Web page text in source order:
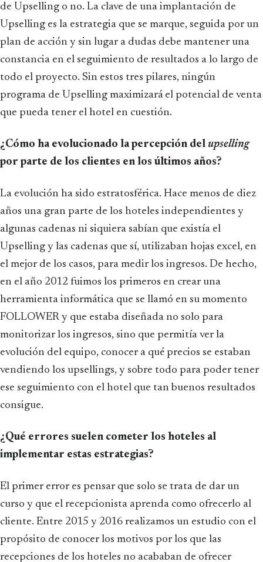
de Upselling o no. La clave de una implantación de
Upselling es la estrategia que se marque, seguida por un
plan de acción y sin lugar a dudas debe mantener una
constancia en el seguimiento de resultados a lo largo de
todo el proyecto. Sin estos tres pilares, ningún
programa de Upselling maximizará el potencial de venta
que pueda tener el hotel en cuestión.
¿Cómo ha evolucionado la percepción del upselling
por parte de los clientes en los últimos años?
La evolución ha sido estratosférica. Hace menos de diez
años una gran parte de los hoteles independientes y
algunas cadenas ni siquiera sabían que existía el
Upselling y las cadenas que sí, utilizaban hojas excel, en
el mejor de los casos, para medir los ingresos. De hecho,
en el año 2012 fuimos los primeros en crear una
herramienta informática que se llamó en su momento
FOLLOWER y que estaba diseñada no solo para
monitorizar los ingresos, sino que permitía ver la
evolución del equipo, conocer a qué precios se estaban
vendiendo los upsellings, y sobre todo para poder tener
ese seguimiento con el hotel que tan buenos resultados
consigue.
¿Qué errores suelen cometer los hoteles al
implementar estas estrategias?
El primer error es pensar que solo se trata de dar un
curso y que el recepcionista aprenda como ofrecerlo al
cliente. Entre 2015 y 2016 realizamos un estudio con el
propósito de conocer los motivos por los que las
recepciones de los hoteles no acababan de ofrecer